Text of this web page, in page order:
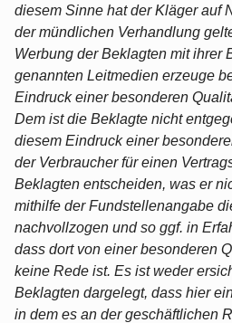
diesem Sinne hat der Kläger auf
der mündlichen Verhandlung
Werbung der Beklagten mit ihrer
genannten Leitmedien erzeuge
Eindruck einer besonderen
Dem ist die Beklagte nicht
diesem Eindruck einer
der Verbraucher für einen
Beklagten entscheiden, was er
mithilfe der Fundstellenangabe
nachvollzogen und so ggf. in
dass dort von einer besonderen
keine Rede ist. Es ist weder
Beklagten dargelegt, dass hier
in dem es an der geschäftlichen